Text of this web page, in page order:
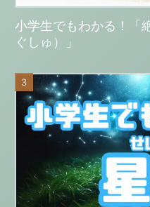
小学生でもわかる！「
ぐしゅ）」